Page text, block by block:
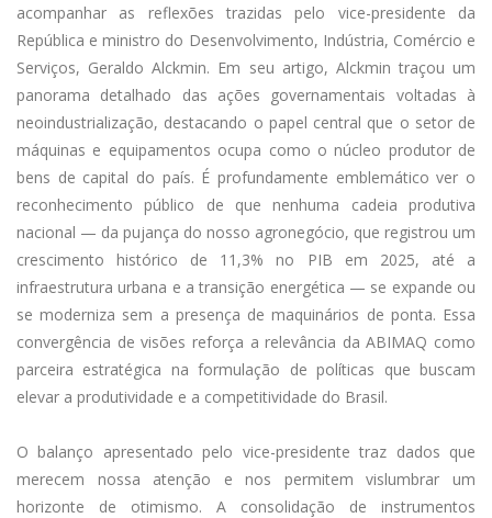
acompanhar as reflexões trazidas pelo vice-presidente da
República e ministro do Desenvolvimento, Indústria, Comércio e
Serviços, Geraldo Alckmin. Em seu artigo, Alckmin traçou um
panorama detalhado das ações governamentais voltadas à
neoindustrialização, destacando o papel central que o setor de
máquinas e equipamentos ocupa como o núcleo produtor de
bens de capital do país. É profundamente emblemático ver o
reconhecimento público de que nenhuma cadeia produtiva
nacional — da pujança do nosso agronegócio, que registrou um
crescimento histórico de 11,3% no PIB em 2025, até a
infraestrutura urbana e a transição energética — se expande ou
se moderniza sem a presença de maquinários de ponta. Essa
convergência de visões reforça a relevância da ABIMAQ como
parceira estratégica na formulação de políticas que buscam
elevar a produtividade e a competitividade do Brasil.
O balanço apresentado pelo vice-presidente traz dados que
merecem nossa atenção e nos permitem vislumbrar um
horizonte de otimismo. A consolidação de instrumentos